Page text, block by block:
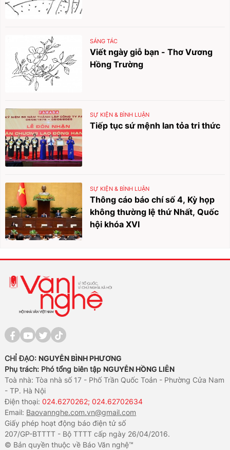
SÁNG TÁC
Viết ngày giỗ bạn - Thơ Vương
Hồng Trường
SỰ KIỆN & BÌNH LUẬN
Tiếp tục sứ mệnh lan tỏa tri thức
SỰ KIỆN & BÌNH LUẬN
Thông cáo báo chí số 4, Kỳ họp
không thường lệ thứ Nhất, Quốc
hội khóa XVI
CHỈ ĐẠO: NGUYỄN BÌNH PHƯƠNG
Phụ trách: Phó tổng biên tập NGUYỄN HỒNG LIÊN
Toà nhà: Tòa nhà số 17 - Phố Trần Quốc Toản - Phường Cửa Nam
- TP. Hà Nội
Điện thoại:024.6270262; 024.62702634
Email: Baovannghe.com.vn@gmail.com
Giấy phép hoạt động báo điện tử số
207/GP-BTTTT - Bộ TTTT cấp ngày 26/04/2016.
© Bản quyền thuộc về Báo Văn nghệ™